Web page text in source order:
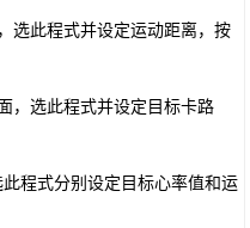
选此程式并设定运动距离，按
，选此程式并设定目标卡路
程式分别设定目标心率值和运